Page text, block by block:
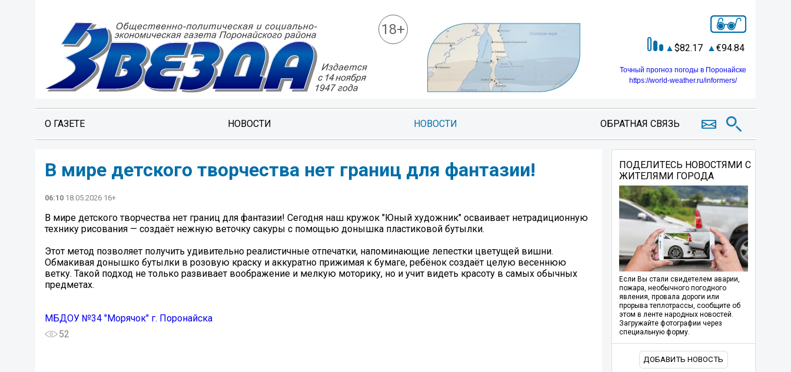
18+
82.17 94.84
Точный прогноз погоды в Поронайске
https://world-weather.ru/informers/
О ГАЗЕТЕ НОВОСТИ НОВОСТИ ОБРАТНАЯ СВЯЗЬ
В мире детского творчества нет границ для фантазии!
06:10 18.05.2026 16+
В мире детского творчества нет границ для фантазии! Сегодня наш кружок "Юный художник" осваивает нетрадиционную
технику рисования — создаёт нежную веточку сакуры с помощью донышка пластиковой бутылки.
Этот метод позволяет получить удивительно реалистичные отпечатки, напоминающие лепестки цветущей вишни.
Обмакивая донышко бутылки в розовую краску и аккуратно прижимая к бумаге, ребёнок создаёт целую весеннюю
ветку. Такой подход не только развивает воображение и мелкую моторику, но и учит видеть красоту в самых обычных
предметах.
МБДОУ №34 "Морячок" г. Поронайска
52
ПОДЕЛИТЕСЬ НОВОСТЯМИ С
ЖИТЕЛЯМИ ГОРОДА
Если Вы стали свидетелем аварии,
пожара, необычного погодного
явления, провала дороги или
прорыва теплотрассы, сообщите об
этом в ленте народных новостей.
Загружайте фотографии через
специальную форму.
ДОБАВИТЬ НОВОСТЬ